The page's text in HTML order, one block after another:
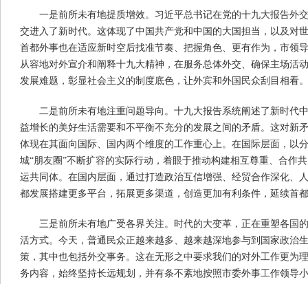
一是前所未有地提质增效。习近平总书记在党的十九大报告外
交进入了新时代。这体现了中国共产党和中国的大国担当，以及对
首都外事也在适应新时空后找准节奏、把握角色、更有作为，市领
从容地对外宣介和阐释十九大精神，在服务总体外交、确保主场活
发展难题，彰显社会主义的制度底色，让外宾和外国民众刮目相看。
二是前所未有地注重问题导向。十九大报告系统阐述了新时代
益增长的美好生活需要和不平衡不充分的发展之间的矛盾。这对新
体现在其面向国际、国内两个维度的工作重心上。在国际层面，以
城“朋友圈”不断扩容的实际行动，着眼于推动构建相互尊重、合作
运共同体。在国内层面，通过打造政治互信增强、经贸合作深化、
都发展搭建更多平台，拓展更多渠道，创造更加有利条件，延续首
三是前所未有地广受各界关注。时代的大变革，正在重塑各国
活方式。今天，普通民众正越来越多、越来越深地参与到国家政治
策，其中也包括外交事务。这在无形之中要求我们的对外工作更为
务内容，始终坚持长远规划，并有条不紊地按照市委外事工作领导